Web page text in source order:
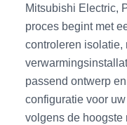
Mitsubishi Electric,
proces begint met
controleren
passend ontwerp
configuratie voor
volgens de hoogste